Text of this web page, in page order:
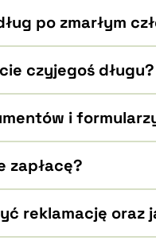
po zmarłym
czyjegoś długu?
i
zapłacę?
reklamację